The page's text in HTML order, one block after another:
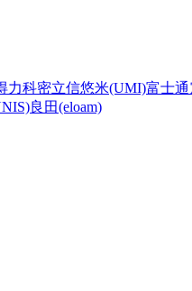
力科密立信悠米(UMI)富士通
良田(eloam)